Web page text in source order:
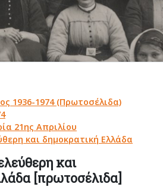
1936-1974 (Πρωτοσέλιδα)
21ης Απριλίου
και δημοκρατική Ελλάδα
και
[πρωτοσέλιδα]